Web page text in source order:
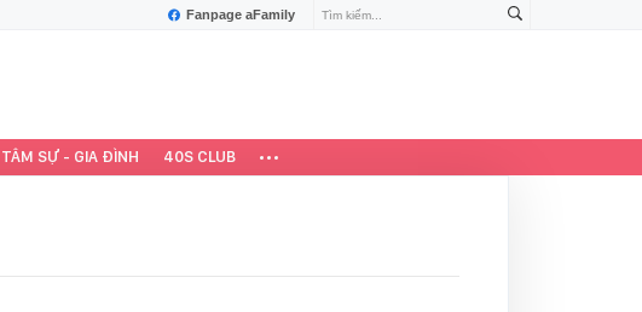
Fanpage aFamily
TÂM SỰ - GIA ĐÌNH 40S CLUB